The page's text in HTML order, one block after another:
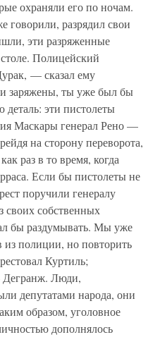
охраняли его по ночам.
говорили, разрядил свои
эти разряженные
Полицейский
— сказал ему
заряжены, ты уже был бы
эти пистолеты
Маскары генерал Рено —
на сторону переворота,
раз в то время, когда
Если бы пистолеты не
поручили генералу
своих собственных
бы раздумывать. Мы уже
из полиции, но повторить
Куртиль;
Люди,
депутатами народа, они
образом, уголовное
дополнялось